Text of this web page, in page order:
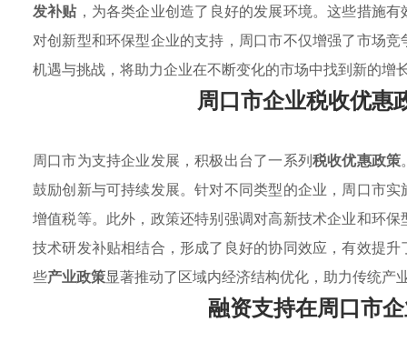
发补贴，为各类企业创造了良好的发展环境。这些措施
对创新型和环保型企业的支持，周口市不仅增强了市场
机遇与挑战，将助力企业在不断变化的市场中找到新的增
周口市企业税收优惠
周口市为支持企业发展，积极出台了一系列税收优惠政策
鼓励创新与可持续发展。针对不同类型的企业，周口市实
增值税等。此外，政策还特别强调对高新技术企业和环
技术研发补贴相结合，形成了良好的协同效应，有效提
些产业政策显著推动了区域内经济结构优化，助力传统产
融资支持在周口市